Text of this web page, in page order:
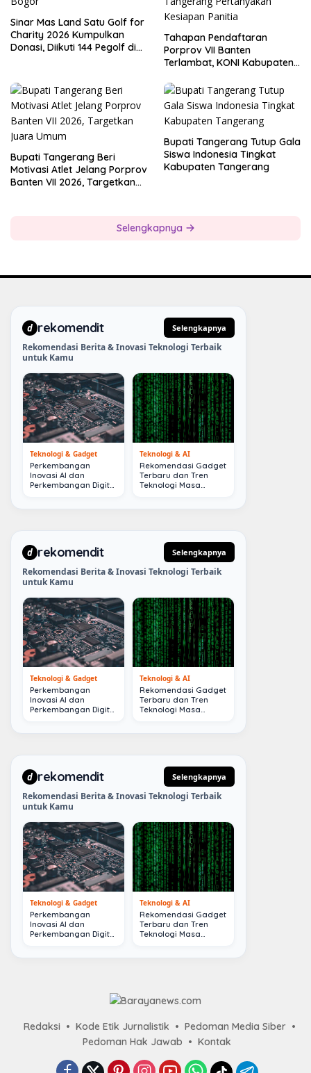
Sinar Mas Land Satu Golf for
Charity 2026 Kumpulkan
Donasi, Diikuti 144 Pegolf di
Tahapan Pendaftaran
Porprov VII Banten
Terlambat, KONI Kabupaten
Kesiapan Panitia
Bupati Tangerang Beri
Motivasi Atlet Jelang Porprov
Banten VII 2026, Targetkan
Bupati Tangerang Tutup Gala
Siswa Indonesia Tingkat
Kabupaten Tangerang
Selengkapnya
d rekomendit Selengkapnya
Rekomendasi Berita & Inovasi Teknologi Terbaik
untuk Kamu
Teknologi & Gadget
Perkembangan
Inovasi AI dan
Perkembangan Digital
Teknologi & AI
Rekomendasi Gadget
Terbaru dan Tren
Teknologi Masa
d rekomendit Selengkapnya
Rekomendasi Berita & Inovasi Teknologi Terbaik
untuk Kamu
Teknologi & Gadget
Perkembangan
Inovasi AI dan
Perkembangan Digital
Teknologi & AI
Rekomendasi Gadget
Terbaru dan Tren
Teknologi Masa
d rekomendit Selengkapnya
Rekomendasi Berita & Inovasi Teknologi Terbaik
untuk Kamu
Teknologi & Gadget
Perkembangan
Inovasi AI dan
Perkembangan Digital
Teknologi & AI
Rekomendasi Gadget
Terbaru dan Tren
Teknologi Masa
Redaksi Kode Etik Jurnalistik
Pedoman Media Siber
Pedoman Hak Jawab
Kontak